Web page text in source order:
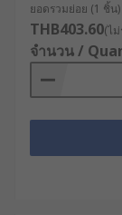
สูง หรือสิน
เช่น โรงง
ชื้น
คู่มือกา
ปะหน้า
ยอดรวมย่อย (1 ชิ้น)
THB403.60(ไ
จำนวน /